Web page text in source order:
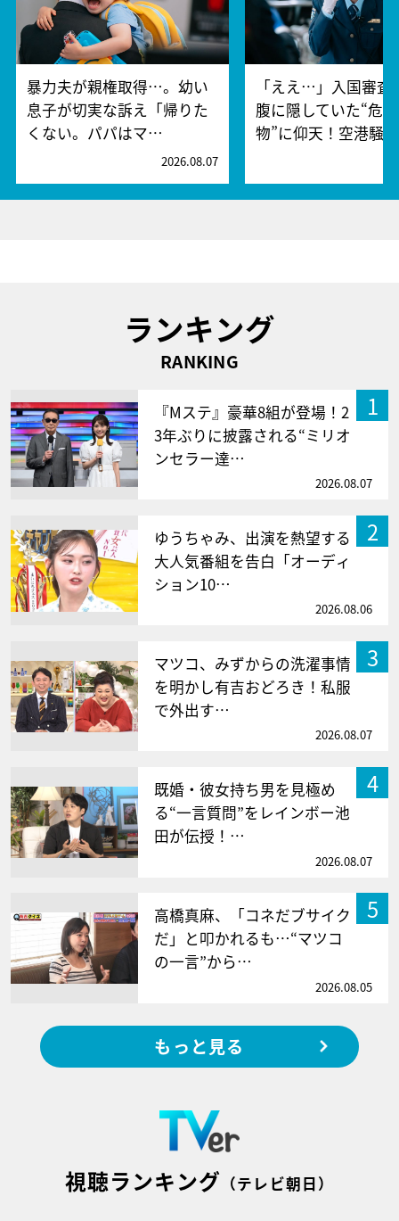
暴力夫が親権取得…。幼い
息子が切実な訴え「帰りた
くない。パパはマ…
2026.08.07
「ええ…」入国審査
腹に隠していた“危
物”に仰天！空港騒
ランキング
RANKING
1
『Mステ』豪華8組が登場！2
3年ぶりに披露される“ミリオ
ンセラー達…
2026.08.07
2
ゆうちゃみ、出演を熱望する
大人気番組を告白「オーディ
ション10…
2026.08.06
3
マツコ、みずからの洗濯事情
を明かし有吉おどろき！私服
で外出す…
2026.08.07
4
既婚・彼女持ち男を見極め
る“一言質問”をレインボー池
田が伝授！…
2026.08.07
5
高橋真麻、「コネだブサイク
だ」と叩かれるも…“マツコ
の一言”から…
2026.08.05
もっと見る
視聴ランキング （テレビ朝日）